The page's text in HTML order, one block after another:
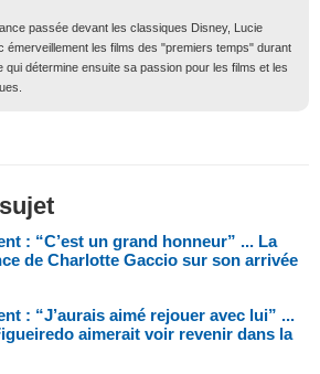
passée devant les classiques Disney, Lucie
émerveillement les films des "premiers temps" durant
qui détermine ensuite sa passion pour les films et les
: “C’est un grand honneur” ... La
de Charlotte Gaccio sur son arrivée
: “J’aurais aimé rejouer avec lui” ...
aimerait voir revenir dans la